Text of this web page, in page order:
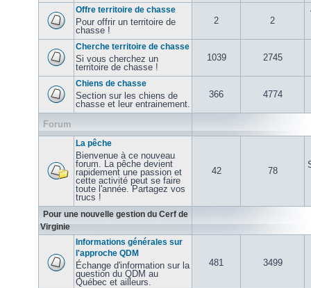
Offre territoire de chasse
Pour offrir un territoire de
chasse !
2 2
Cherche territoire de chasse
Si vous cherchez un
territoire de chasse !
1039 2745
Chiens de chasse
Section sur les chiens de
chasse et leur entrainement.
366 4774
Forum
La pêche
Bienvenue à ce nouveau
forum. La pêche devient
rapidement une passion et
cette activité peut se faire
toute l'année. Partagez vos
trucs !
42 78
Pour une nouvelle gestion du Cerf de
Virginie
Informations générales sur
l'approche QDM
Échange d'information sur la
question du QDM au
Québec et ailleurs.
481 3499